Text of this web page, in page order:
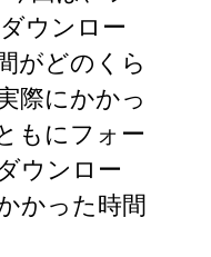
ウンロー
がどのくら
際にかかっ
もにフォー
ウンロー
かった時間